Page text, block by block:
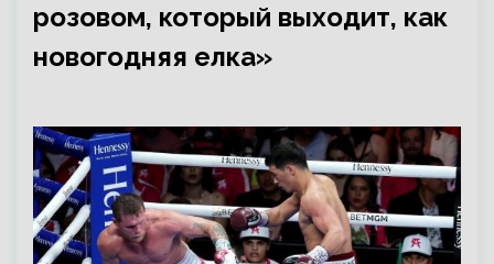
розовом, который выходит, как
новогодняя елка»